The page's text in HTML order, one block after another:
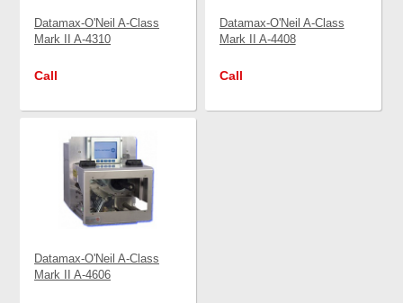
Datamax-O'Neil A-Class
Mark II A-4310
Call
Datamax-O'Neil A-Class
Mark II A-4408
Call
Datamax-O'Neil A-Class
Mark II A-4606